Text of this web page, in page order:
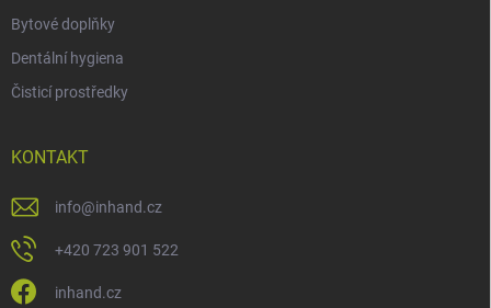
Bytové doplňky
Dentální hygiena
Čisticí prostředky
KONTAKT
info@inhand.cz
+420 723 901 522
inhand.cz